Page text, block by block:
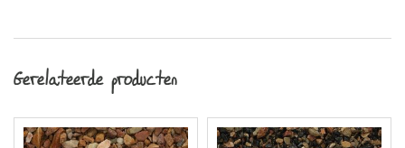
Gerelateerde producten